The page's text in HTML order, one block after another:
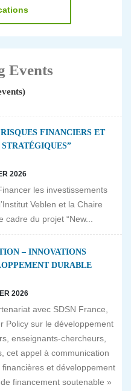
Events
FINANCIERS ET
2026
les investissements
Veblen et la Chaire
cadre du projet “New...
– INNOVATIONS
DURABLE
2026
avec SDSN France,
Policy sur le développement
enseignants-chercheurs,
cet appel à communication
et développement
financement soutenable »